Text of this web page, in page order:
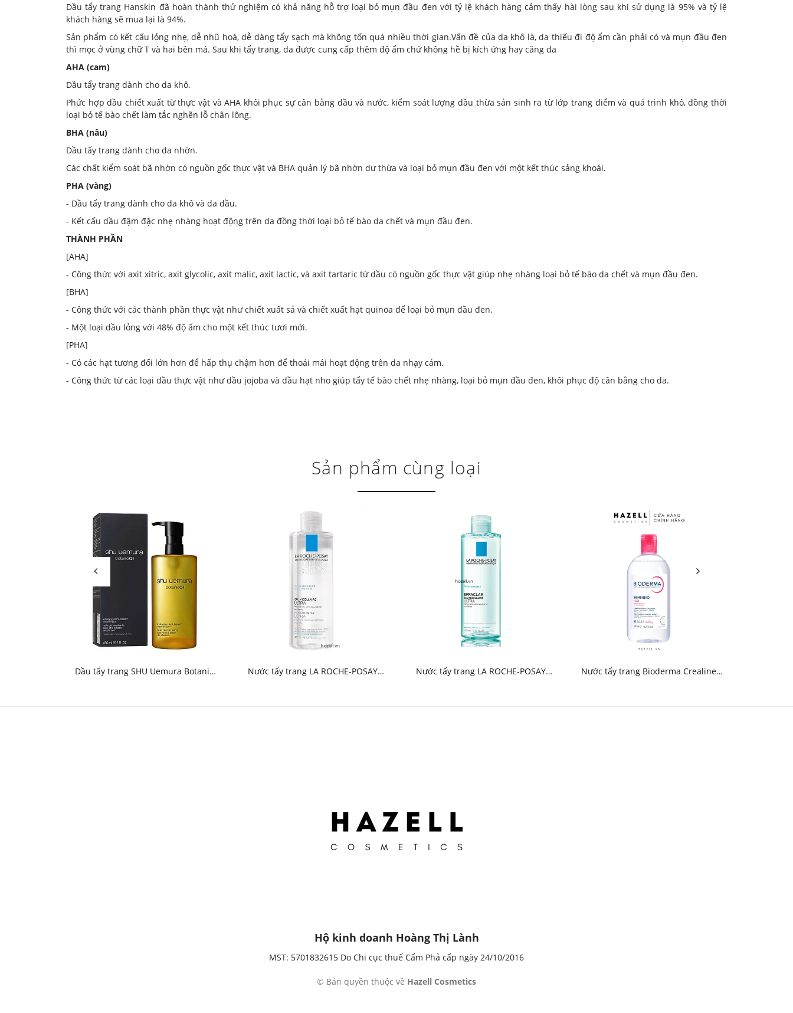
Dầu tẩy trang Hanskin đã hoàn thành thử nghiệm có khả năng hỗ trợ loại bỏ mụn đầu đen với tỷ lệ khách hàng cảm thấy hài lòng sau khi sử dụng là 95% và tỷ lệ
khách hàng sẽ mua lại là 94%.
Sản phẩm có kết cấu lỏng nhẹ, dễ nhũ hoá, dễ dàng tẩy sạch mà không tốn quá nhiều thời gian.Vấn đề của da khô là, da thiếu đi độ ẩm cần phải có và mụn đầu đen
thì mọc ở vùng chữ T và hai bên má. Sau khi tẩy trang, da được cung cấp thêm độ ẩm chứ không hề bị kích ứng hay căng da
AHA (cam)
Dầu tẩy trang dành cho da khô.
Phức hợp dầu chiết xuất từ ​​thực vật và AHA khôi phục sự cân bằng dầu và nước, kiểm soát lượng dầu thừa sản sinh ra từ lớp trang điểm và quá trình khô, đồng thời
loại bỏ tế bào chết làm tắc nghẽn lỗ chân lông.
BHA (nâu)
Dầu tẩy trang dành cho da nhờn.
Các chất kiểm soát bã nhờn có nguồn gốc thực vật và BHA quản lý bã nhờn dư thừa và loại bỏ mụn đầu đen với một kết thúc sảng khoái.
PHA (vàng)
- Dầu tẩy trang dành cho da khô và da dầu.
- Kết cấu dầu đậm đặc nhẹ nhàng hoạt động trên da đồng thời loại bỏ tế bào da chết và mụn đầu đen.
THÀNH PHẦN
[AHA]
- Công thức với axit xitric, axit glycolic, axit malic, axit lactic, và axit tartaric từ dầu có nguồn gốc thực vật giúp nhẹ nhàng loại bỏ tế bào da chết và mụn đầu đen.
[BHA]
- Công thức với các thành phần thực vật như chiết xuất sả và chiết xuất hạt quinoa để loại bỏ mụn đầu đen.
- Một loại dầu lỏng với 48% độ ẩm cho một kết thúc tươi mới.
[PHA]
- Có các hạt tương đối lớn hơn để hấp thụ chậm hơn để thoải mái hoạt động trên da nhạy cảm.
- Công thức từ các loại dầu thực vật như dầu jojoba và dầu hạt nho giúp tẩy tế bào chết nhẹ nhàng, loại bỏ mụn đầu đen, khôi phục độ cân bằng cho da.
Sản phẩm cùng loại
Dầu tẩy trang SHU Uemura Botanic
Nước tẩy trang LA ROCHE-POSAY
Nước tẩy trang LA ROCHE-POSAY
Nước tẩy trang Bioderma Crealine
Hộ kinh doanh Hoàng Thị Lành
MST: 5701832615 Do Chi cục thuế Cẩm Phả cấp ngày 24/10/2016
© Bản quyền thuộc về Hazell Cosmetics